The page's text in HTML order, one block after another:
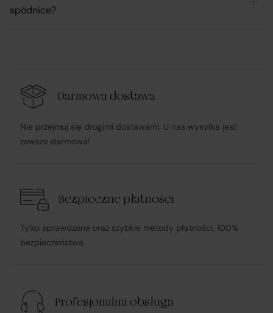
spódnice?
Darmowa dostawa
Nie przejmuj się drogimi dostawami. U nas wysyłka jest
zawsze darmowa!
Bezpieczne płatności
Tylko sprawdzone oraz szybkie metody płatności. 100%
bezpieczeństwa.
Profesjonalna obsługa